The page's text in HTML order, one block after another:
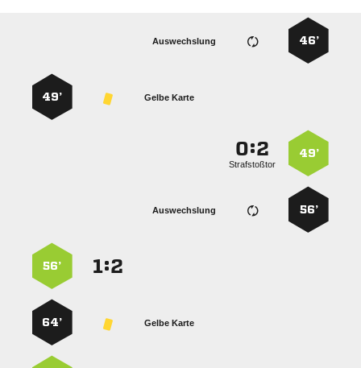
46’
Auswechslung
Gelbe Karte
49’
49’
:
Strafstoßtor
56’
Auswechslung
:
56’
Gelbe Karte
64’